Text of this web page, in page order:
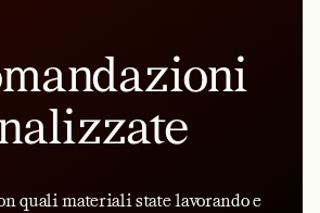
quali materiali state lavorando e